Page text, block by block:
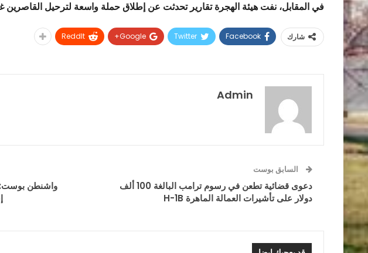
في المقابل، نفت هيئة الهجرة تقارير تحدثت عن إطلاق حملة واسعة لترحيل القاصرين
شارك Facebook
Twitter
Google+
ReddIt
Admin
السابق بوست
دعوى قضائية تطعن في رسوم ترامب البالغة 100 ألف
دولار على تأشيرات العمالة الماهرة H-1B